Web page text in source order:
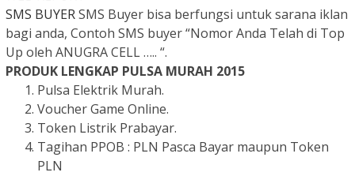
SMS BUYERSMS Buyer bisa berfungsi untuk sarana iklan
bagi anda, Contoh SMS buyer “Nomor Anda Telah di Top
Up oleh ANUGRA CELL ….. “.
PRODUK LENGKAP PULSA MURAH 2015
Pulsa Elektrik Murah.
Voucher Game Online.
Token Listrik Prabayar.
Tagihan PPOB : PLN Pasca Bayar maupun Token
PLN